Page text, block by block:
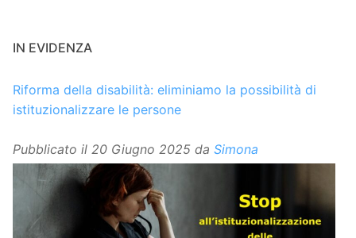
IN EVIDENZA
Riforma della disabilità: eliminiamo la possibilità di
istituzionalizzare le persone
Pubblicato il 20 Giugno 2025 da Simona